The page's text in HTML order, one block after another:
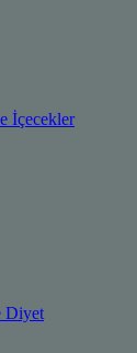
İçecekler
Diyet